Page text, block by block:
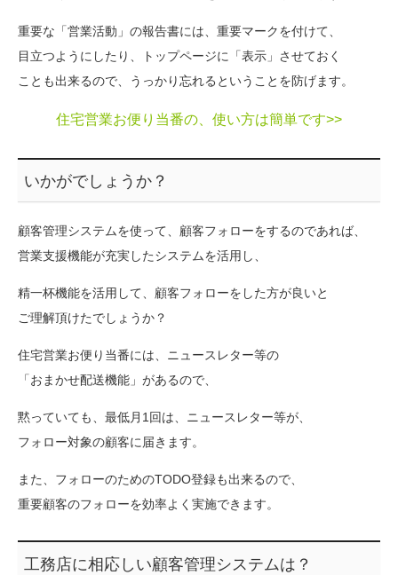
重要な「営業活動」の報告書には、重要マークを付けて、
目立つようにしたり、トップページに「表示」させておく
ことも出来るので、うっかり忘れるということを防げます。
住宅営業お便り当番の、使い方は簡単です>>
いかがでしょうか？
顧客管理システムを使って、顧客フォローをするのであれば、
営業支援機能が充実したシステムを活用し、
精一杯機能を活用して、顧客フォローをした方が良いと
ご理解頂けたでしょうか？
住宅営業お便り当番には、ニュースレター等の
「おまかせ配送機能」があるので、
黙っていても、最低月1回は、ニュースレター等が、
フォロー対象の顧客に届きます。
また、フォローのためのTODO登録も出来るので、
重要顧客のフォローを効率よく実施できます。
工務店に相応しい顧客管理システムは？